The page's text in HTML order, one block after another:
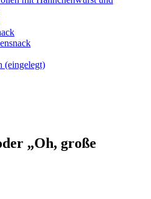
(eingelegt)
„Oh, große